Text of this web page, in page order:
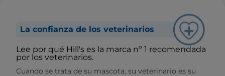
La confianza de los veterinarios
Lee por qué Hill's es la marca nº 1 recomendada
por los veterinarios.
Cuando se trata de su mascota, su veterinario es su